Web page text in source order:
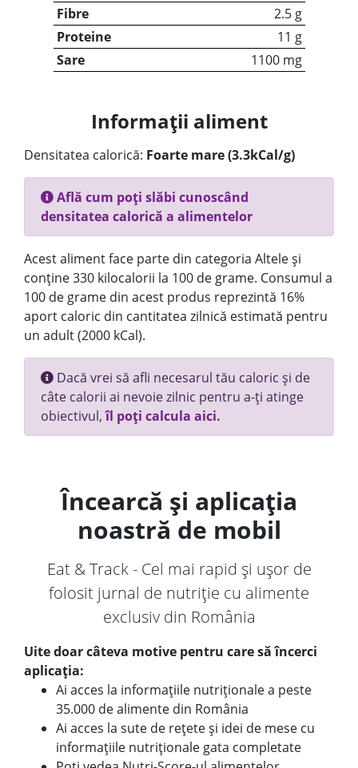
Fibre
2.5 g
Proteine
11 g
Sare
1100 mg
Informații aliment
Densitatea calorică: Foarte mare (3.3kCal/g)
Află cum poți slăbi cunoscând
densitatea calorică a alimentelor
Acest aliment face parte din categoria Altele și
conține 330 kilocalorii la 100 de grame. Consumul a
100 de grame din acest produs reprezintă 16%
aport caloric din cantitatea zilnică estimată pentru
un adult (2000 kCal).
Dacă vrei să afli necesarul tău caloric și de
câte calorii ai nevoie zilnic pentru a-ți atinge
obiectivul,îl poți calcula aici.
Încearcă și aplicația
noastră de mobil
Eat & Track - Cel mai rapid și ușor de
folosit jurnal de nutriție cu alimente
exclusiv din România
Uite doar câteva motive pentru care să încerci
aplicația:
Ai acces la informațiile nutriționale a peste
35.000 de alimente din România
Ai acces la sute de rețete și idei de mese cu
informațiile nutriționale gata completate